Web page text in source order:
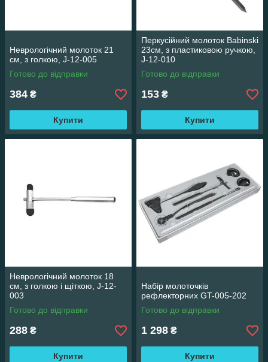
Неврологічний молоток 21
см, з голкою, J-12-005
Готово до відправки
384 ₴
Купити
Перкусійний молоток Babinski
23см, з пластиковою ручкою,
J-12-010
Готово до відправки
153 ₴
Купити
Неврологічний молоток 18
см, з голкою і щіткою, J-12-
003
Готово до відправки
288 ₴
Купити
Набір молоточків
рефлекторних GT-005-202
Готово до відправки
1 298 ₴
Купити